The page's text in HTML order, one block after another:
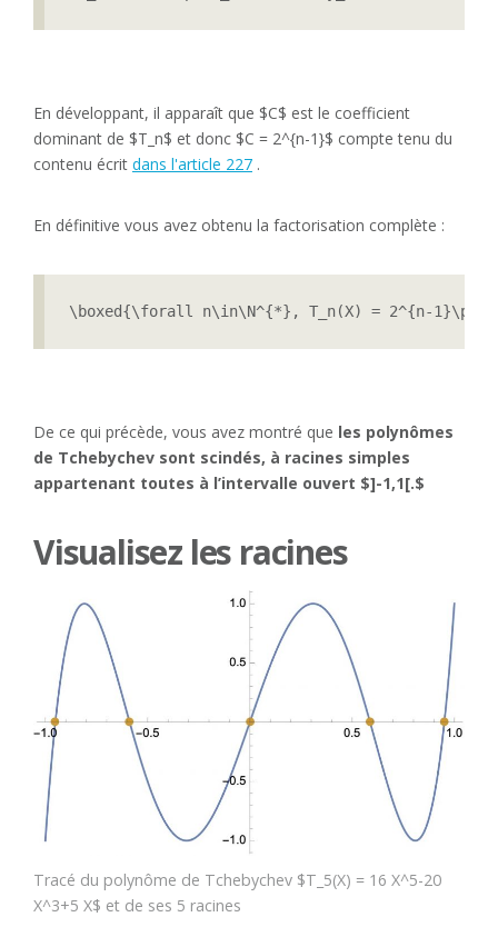
En développant, il apparaît que $C$ est le coefficient
dominant de $T_n$ et donc $C = 2^{n-1}$ compte tenu du
contenu écrit dans l'article 227 .
En définitive vous avez obtenu la factorisation complète :
\boxed{\forall n\in\N^{*}, T_n(X) = 2^{n-
De ce qui précède, vous avez montré que les polynômes
de Tchebychev sont scindés, à racines simples
appartenant toutes à l’intervalle ouvert $]-1,1[.$
Visualisez les racines
Tracé du polynôme de Tchebychev $T_5(X) = 16 X^5-20
X^3+5 X$ et de ses 5 racines